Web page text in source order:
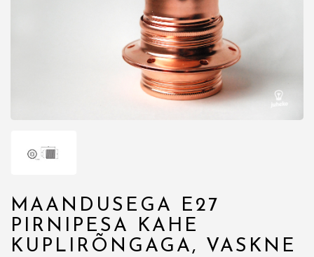
MAANDUSEGA E27
PIRNIPESA KAHE
KUPLIRÕNGAGA, VASKNE